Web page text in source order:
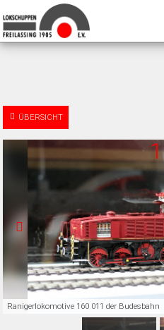
ÜBERSICHT
Ranigerlokomotive 160 011 der Budesbahn
1